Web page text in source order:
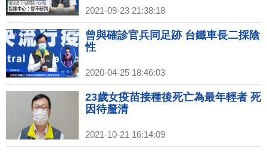
2021-09-23 21:38:18
曾與確診官兵同足跡 台鐵車長二採陰
性
2020-04-25 18:46:03
23歲女疫苗接種後死亡為最年輕者 死
因待釐清
2021-10-21 16:14:09